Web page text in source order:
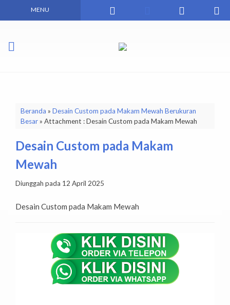
MENU
Beranda » Desain Custom pada Makam Mewah Berukuran
Besar» Attachment : Desain Custom pada Makam Mewah
Desain Custom pada Makam
Mewah
Diunggah pada 12 April 2025
Desain Custom pada Makam Mewah